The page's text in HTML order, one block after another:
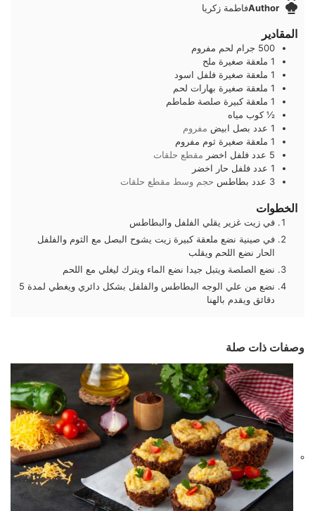
Authorفاطمة زكريا
المقادير
500 جرام لحم مفروم
1 ملعقة صغيرة ملح
1 ملعقة صغيرة فلفل اسود
1 ملعقة صغيرة بهارات لحم
1 ملعقة كبيرة صلصة طماطم
½ كوب مياه
1 عدد بصل ابيض مفروم
1 ملعقة صغيرة ثوم مفروم
5 عدد فلفل اخضر مقطع حلقات
1 عدد فلفل حار اخضر
3 عدد بطاطس حجم وسط مقطع حلقات
الخطوات
في زيت غزير يقلي الفلفل والبطاطس
في صينية نضع ملعقة كبيرة زيت يشوح البصل مع الثوم والفلفل
الحار نضع اللحم ويقلب
نضع الصلصة ويتبل جيدا نضع الماء ويترك ليغلي مع اللحم
نضع من علي الوجه البطاطس والفلفل بشكل دائري ويغطي لمدة 5
دقائق ويقدم بالهنا
وصفات ذات صلة